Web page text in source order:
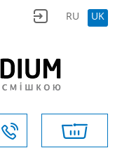
RU UK